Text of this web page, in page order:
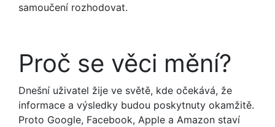
samoučení rozhodovat.
Proč se věci mění?
Dnešní uživatel žije ve světě, kde očekává, že
informace a výsledky budou poskytnuty okamžitě.
Proto Google, Facebook, Apple a Amazon staví